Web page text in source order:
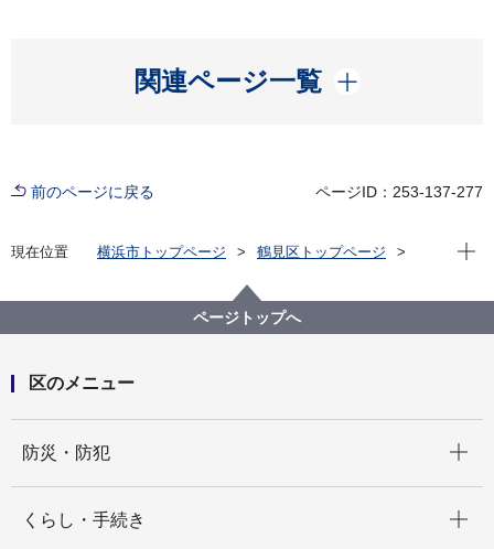
関連ページ一覧
開く
前のページに戻る ページID：253-137-277
現在位置 横浜市トップページ
鶴見区トップページ
横浜市鶴見区第17投票区
現在
ページトップへ
区のメニュー
防災・防犯
くらし・手続き